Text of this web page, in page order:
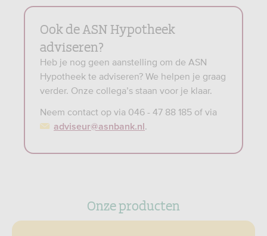
Ook de ASN Hypotheek
adviseren?
Heb je nog geen aanstelling om de ASN
Hypotheek te adviseren? We helpen je graag
verder. Onze collega’s staan voor je klaar.
Neem contact op via 046 - 47 88 185 of via
adviseur@asnbank.nl .
Onze producten